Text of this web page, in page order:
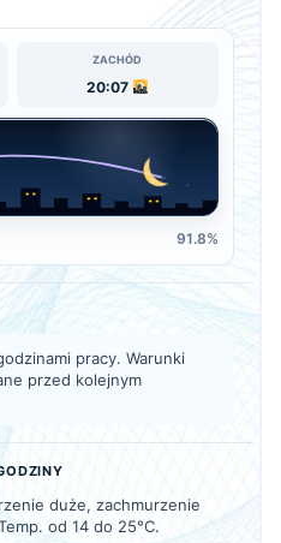
ZACHÓD
20:07
91.8%
pracy. Warunki
przed kolejnym
duże, zachmurzenie
od 14 do 25°C.